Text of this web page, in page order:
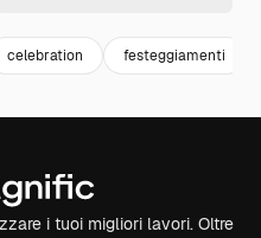
celebration festeggiamenti
i tuoi migliori lavori. Oltre